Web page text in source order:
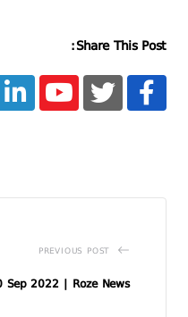
Share This Post:
PREVIOUS POST
Sep 2022 | Roze News